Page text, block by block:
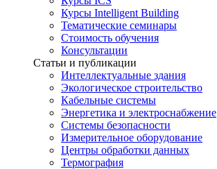
Курсы Intelligent Building
Тематические семинары
Стоимость обучения
Консультации
Статьи и публикации
Интеллектуальные здания
Экологическое строительство
Кабельные системы
Энергетика и электроснабжение
Системы безопасности
Измерительное оборудование
Центры обработки данных
Термография